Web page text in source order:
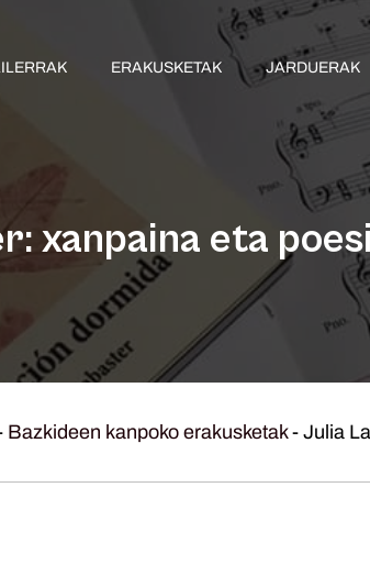
ERAKUSKETAK JARDUERAK
xanpaina eta
Bazkideen kanpoko erakusketak- Julia